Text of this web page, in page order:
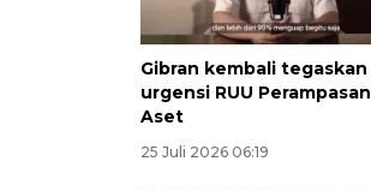
Gibran kembali tegaskan
urgensi RUU Perampasan
Aset
25 Juli 2026 06:19